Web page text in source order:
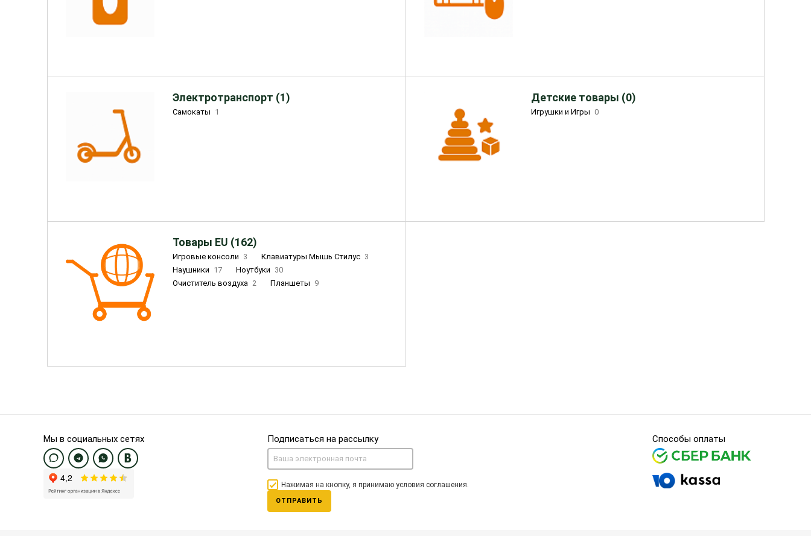
Электротранспорт (1)
Самокаты 1
Детские товары (0)
Игрушки и Игры 0
Товары EU (162)
Игровые консоли 3 Клавиатуры Мышь Стилус 3
Наушники 17 Ноутбуки 30
Очиститель воздуха 2 Планшеты 9
Мы в социальных сетях Подписаться на рассылку
Нажимая на кнопку, я принимаю условия соглашения.
ОТПРАВИТЬ
Способы оплаты